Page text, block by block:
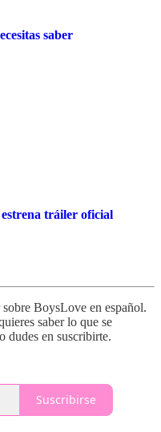
saber
tráiler oficial
BoysLove en español.
saber lo que se
dudes en suscribirte.
Suscribirse